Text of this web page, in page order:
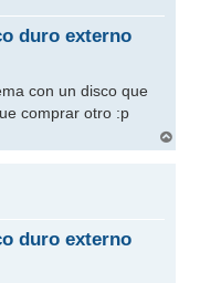
duro externo
con un disco que
comprar otro :p
r
duro externo